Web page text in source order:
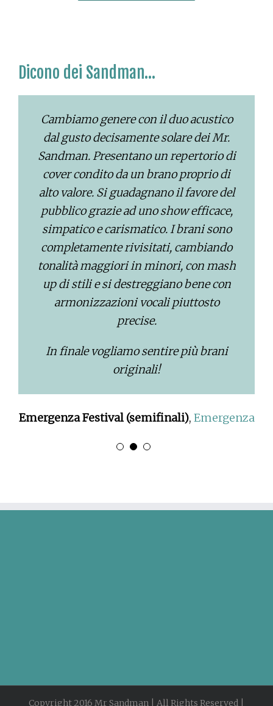
Dicono dei Sandman…
Cambiamo genere con il duo acustico
dal gusto decisamente solare dei Mr.
Sandman. Presentano un repertorio di
cover condito da un brano proprio di
alto valore. Si guadagnano il favore del
pubblico grazie ad uno show efficace,
simpatico e carismatico. I brani sono
completamente rivisitati, cambiando
tonalità maggiori in minori, con mash
up di stili e si destreggiano bene con
armonizzazioni vocali piuttosto
precise.
In finale vogliamo sentire più brani
originali!
Emergenza Festival (semifinali), Emergenza
Copyright 2016 Mr Sandman | All Rights Reserved |